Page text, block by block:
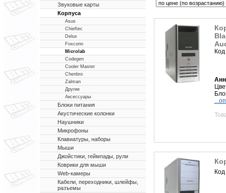
Звуковые карты
Корпуса
Asus
Chieftec
Delux
Foxconn
Microlab
Codegen
Cooler Master
Chenbro
Zalman
Другие
Аксессуары
Блоки питания
Акустические колонки
Наушники
Микрофоны
Клавиатуры, наборы
Мыши
Джойстики, геймпады, рули
Коврики для мыши
Web-камеры
Кабели, переходники, шлейфы,
разъемы
Код
Код